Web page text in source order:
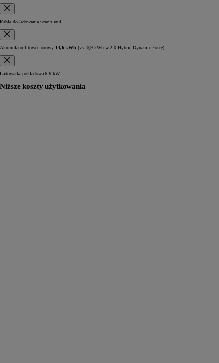
Kable do ładowania wraz z etui
Akumulator litowo-jonowy 13,6 kWh (vs. 0,9 kWh w 2.0 Hybrid Dynamic Force)
Ładowarka pokładowa 6,6 kW
Niższe koszty użytkowania